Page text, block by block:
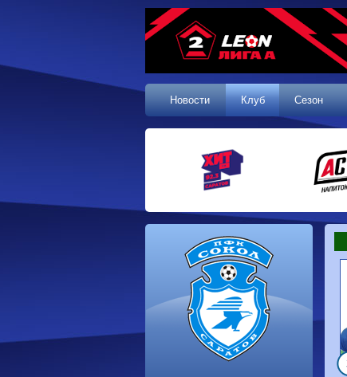
Новости Клуб Сезон
1 тур, 19.07.2026
1-1
Калуга
Динамо
0-0
Волгарь
0-0
Динамо-Брянск
2-1
Алания
1-2 Сибирь